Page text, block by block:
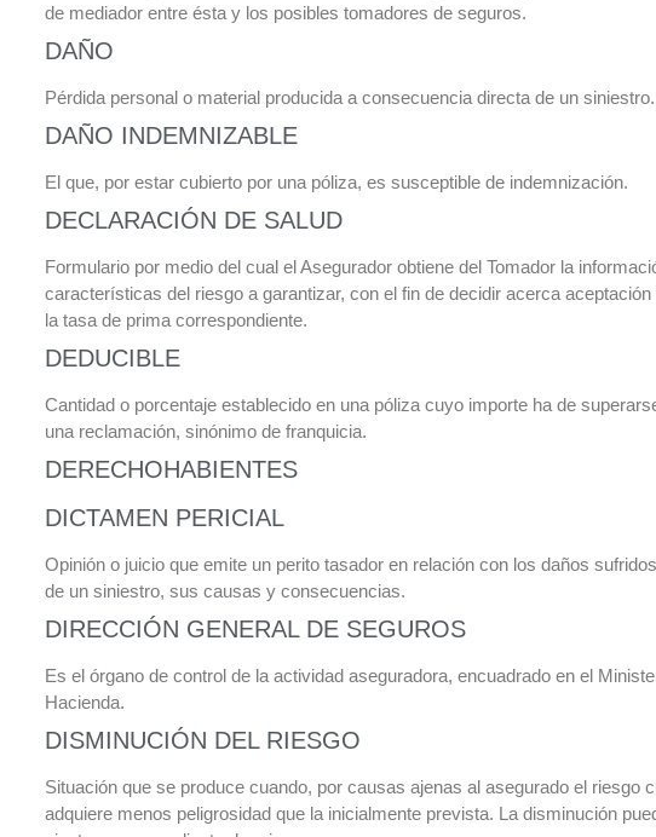
de mediador entre ésta y los posibles tomadores de seguros.
DAÑO
Pérdida personal o material producida a consecuencia directa de un siniestro.
DAÑO INDEMNIZABLE
El que, por estar cubierto por una póliza, es susceptible de indemnización.
DECLARACIÓN DE SALUD
Formulario por medio del cual el Asegurador obtiene del Tomador la
características del riesgo a garantizar, con el fin de decidir acerca
la tasa de prima correspondiente.
DEDUCIBLE
Cantidad o porcentaje establecido en una póliza cuyo importe ha de
una reclamación, sinónimo de franquicia.
DERECHOHABIENTES
DICTAMEN PERICIAL
Opinión o juicio que emite un perito tasador en relación con los daños
de un siniestro, sus causas y consecuencias.
DIRECCIÓN GENERAL DE SEGUROS
Es el órgano de control de la actividad aseguradora, encuadrado en el
Hacienda.
DISMINUCIÓN DEL RIESGO
Situación que se produce cuando, por causas ajenas al asegurado el riesgo
adquiere menos peligrosidad que la inicialmente prevista. La disminución